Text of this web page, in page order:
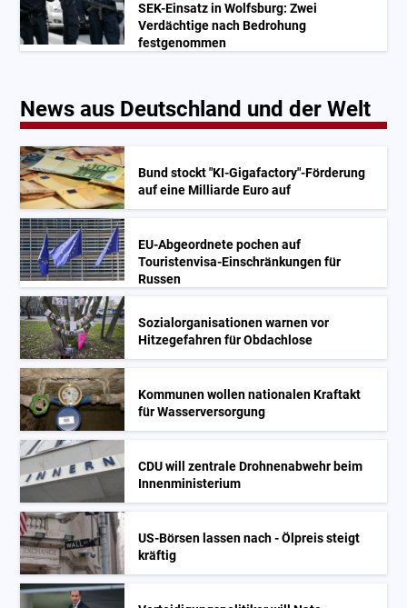
SEK-Einsatz in Wolfsburg: Zwei
Verdächtige nach Bedrohung
festgenommen
News aus Deutschland und der Welt
Bund stockt "KI-Gigafactory"-Förderung
auf eine Milliarde Euro auf
EU-Abgeordnete pochen auf
Touristenvisa-Einschränkungen für
Russen
Sozialorganisationen warnen vor
Hitzegefahren für Obdachlose
Kommunen wollen nationalen Kraftakt
für Wasserversorgung
CDU will zentrale Drohnenabwehr beim
Innenministerium
US-Börsen lassen nach - Ölpreis steigt
kräftig